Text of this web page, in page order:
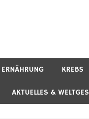
ERNÄHRUNG KREBS
AKTUELLES &